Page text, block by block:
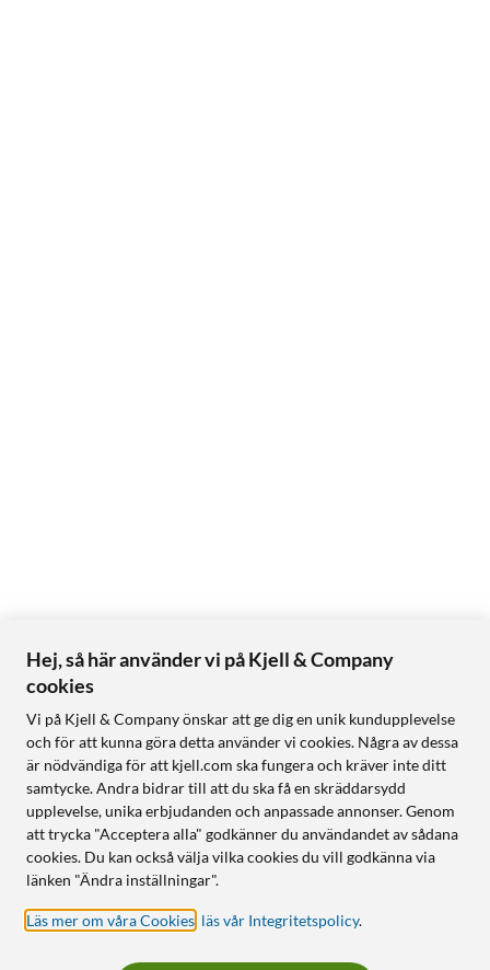
Hej, så här använder vi på Kjell & Company
cookies
Vi på Kjell & Company önskar att ge dig en unik kundupplevelse
och för att kunna göra detta använder vi cookies. Några av dessa
är nödvändiga för att kjell.com ska fungera och kräver inte ditt
samtycke. Andra bidrar till att du ska få en skräddarsydd
upplevelse, unika erbjudanden och anpassade annonser. Genom
att trycka "Acceptera alla" godkänner du användandet av sådana
cookies. Du kan också välja vilka cookies du vill godkänna via
länken "Ändra inställningar".
Läs mer om våra Cookies läs vår Integritetspolicy.